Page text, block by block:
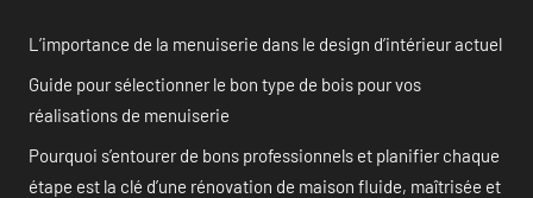
L’importance de la menuiserie dans le design d’intérieur actuel
Guide pour sélectionner le bon type de bois pour vos
réalisations de menuiserie
Pourquoi s’entourer de bons professionnels et planifier chaque
étape est la clé d’une rénovation de maison fluide, maîtrisée et